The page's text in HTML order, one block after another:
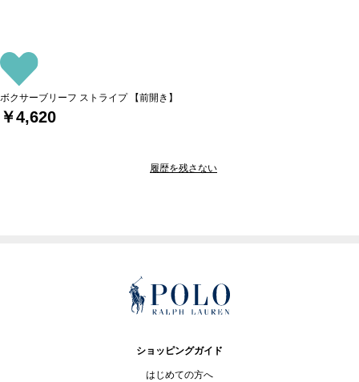
ボクサーブリーフ ストライプ 【前開き】
￥4,620
履歴を残さない
ショッピングガイド
はじめての方へ